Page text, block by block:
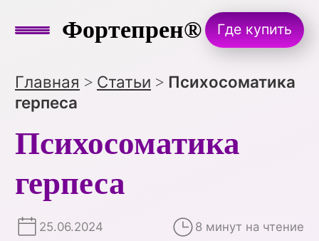
Фортепрен® Где купить
Главная > Статьи > Психосоматика
герпеса
Психосоматика
герпеса
25.06.2024
8 минут на чтение